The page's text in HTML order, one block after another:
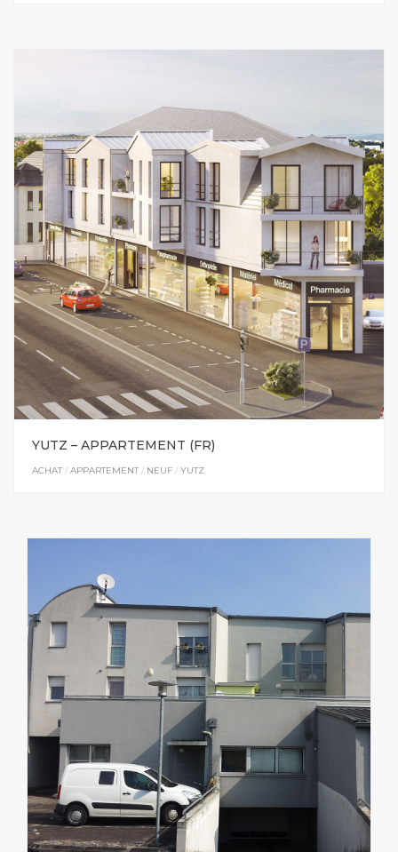
YUTZ – APPARTEMENT (FR)
ACHAT/APPARTEMENT/ NEUF /YUTZ